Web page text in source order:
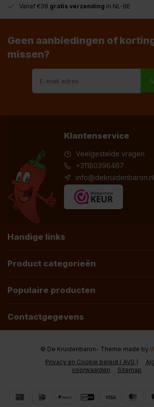
Vanaf €39 gratis verzending in NL-BE
Geen aanbiedingen of
missen?
Klantenservice
Veelgestelde vragen
+31180396467
info@dekruidenbaron.nl
Handige links
Product categorieën
Populaire producten
Contactgegevens
Privacy en Cookie beleid ( AVG )
voorwaarden
Sitemap
© De Kruidenbaron- Theme made by